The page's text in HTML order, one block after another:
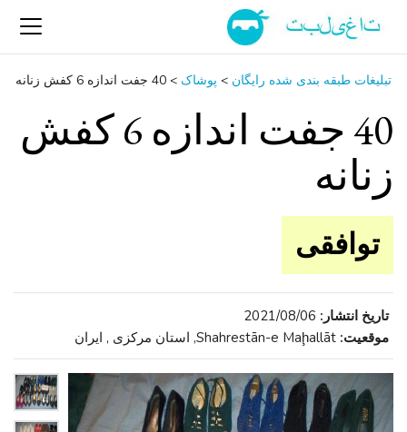
تبلیغات طبقه بندی شده رایگان > پوشاک > 40 جفت اندازه 6 کفش زنانه
40 جفت اندازه 6 کفش
زنانه
توافقی
تاریخ انتشار: 2021/08/06
موقعیت: Shahrestān-e Maḩallāt, استان مرکزی , ایران